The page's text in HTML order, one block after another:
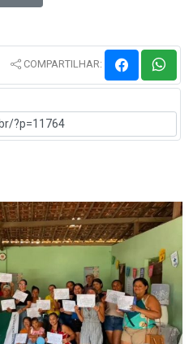
COMPARTILHAR: